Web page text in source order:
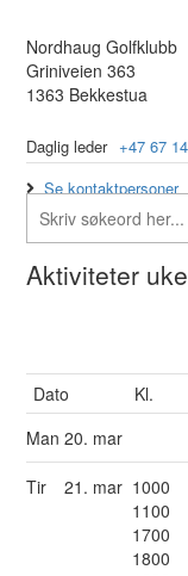
Nordhaug Golfklubb
Griniveien 363
1363 Bekkestua
Daglig leder +47 67
Se kontaktpersoner
Aktiviteter
Dato Kl.
Man20. mar
Tir 21. mar 1000
1100
1700
1800